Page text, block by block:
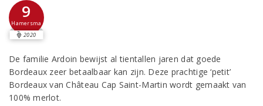
9
Hamersma
2020
De familie Ardoin bewijst al tientallen jaren dat goede
Bordeaux zeer betaalbaar kan zijn. Deze prachtige ‘petit’
Bordeaux van Château Cap Saint-Martin wordt gemaakt van
100% merlot.